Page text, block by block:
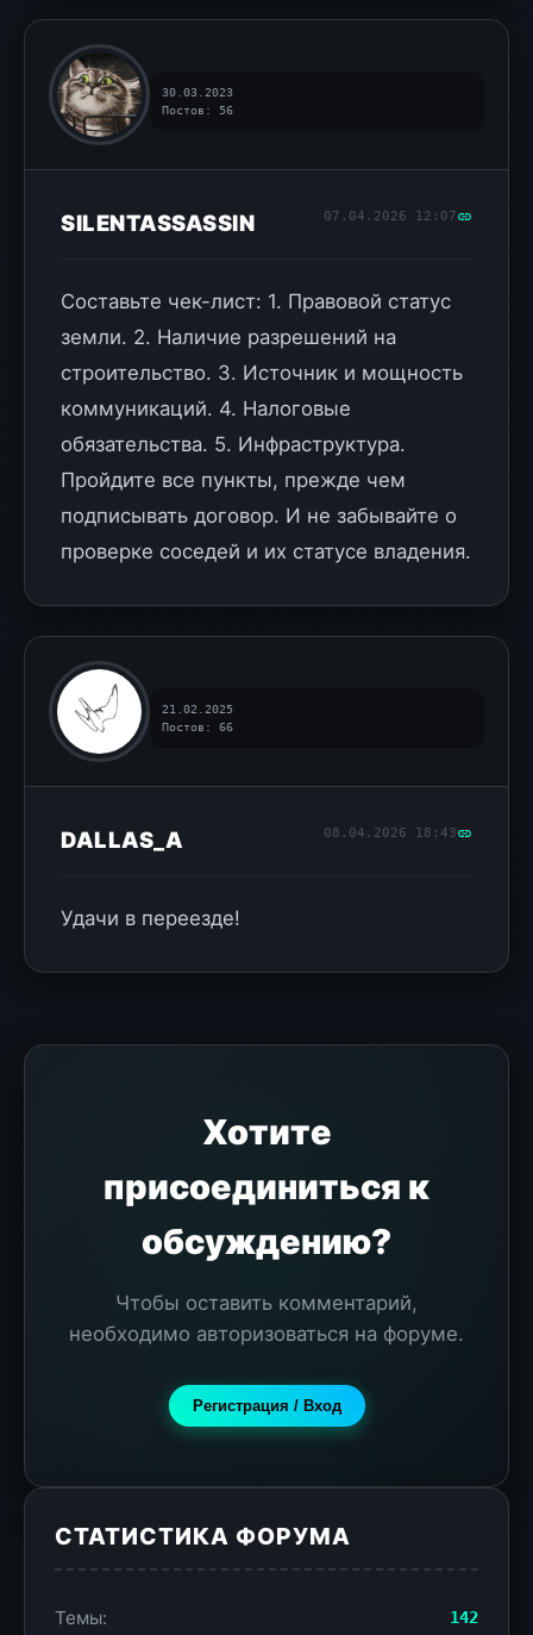
30.03.2023
Постов: 56
SILENTASSASSIN 07.04.2026 12:07
Составьте чек-лист: 1. Правовой статус
земли. 2. Наличие разрешений на
строительство. 3. Источник и мощность
коммуникаций. 4. Налоговые
обязательства. 5. Инфраструктура.
Пройдите все пункты, прежде чем
подписывать договор. И не забывайте о
проверке соседей и их статусе владения.
21.02.2025
Постов: 66
DALLAS_A 08.04.2026 18:43
Удачи в переезде!
Хотите
присоединиться к
обсуждению?
Чтобы оставить комментарий,
необходимо авторизоваться на форуме.
Регистрация / Вход
СТАТИСТИКА ФОРУМА
Темы: 142